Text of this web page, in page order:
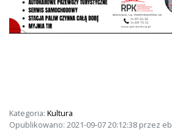
Kategoria: Kultura
Opublikowano: 2021-09-07 20:12:38 przez eb